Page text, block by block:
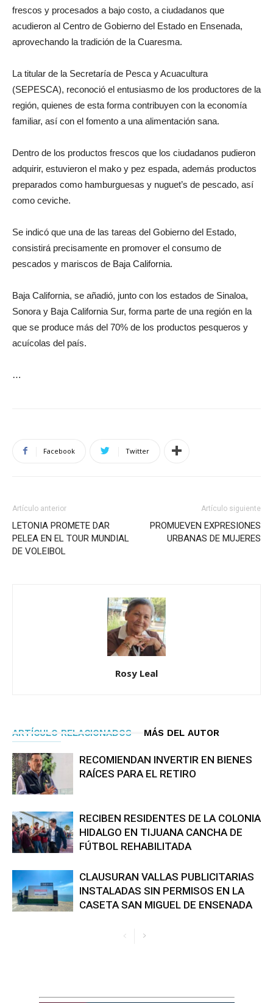
frescos y procesados a bajo costo, a ciudadanos que
acudieron al Centro de Gobierno del Estado en Ensenada,
aprovechando la tradición de la Cuaresma.
La titular de la Secretaría de Pesca y Acuacultura
(SEPESCA), reconoció el entusiasmo de los productores de la
región, quienes de esta forma contribuyen con la economía
familiar, así con el fomento a una alimentación sana.
Dentro de los productos frescos que los ciudadanos pudieron
adquirir, estuvieron el mako y pez espada, además productos
preparados como hamburguesas y nuguet’s de pescado, así
como ceviche.
Se indicó que una de las tareas del Gobierno del Estado,
consistirá precisamente en promover el consumo de
pescados y mariscos de Baja California.
Baja California, se añadió, junto con los estados de Sinaloa,
Sonora y Baja California Sur, forma parte de una región en la
que se produce más del 70% de los productos pesqueros y
acuícolas del país.
…
Facebook Twitter
Artículo anterior
LETONIA PROMETE DAR
PELEA EN EL TOUR MUNDIAL
DE VOLEIBOL
Artículo siguiente
PROMUEVEN EXPRESIONES
URBANAS DE MUJERES
Rosy Leal
ARTÍCULO RELACIONADOS MÁS DEL AUTOR
RECOMIENDAN INVERTIR EN BIENES
RAÍCES PARA EL RETIRO
RECIBEN RESIDENTES DE LA COLONIA
HIDALGO EN TIJUANA CANCHA DE
FÚTBOL REHABILITADA
CLAUSURAN VALLAS PUBLICITARIAS
INSTALADAS SIN PERMISOS EN LA
CASETA SAN MIGUEL DE ENSENADA